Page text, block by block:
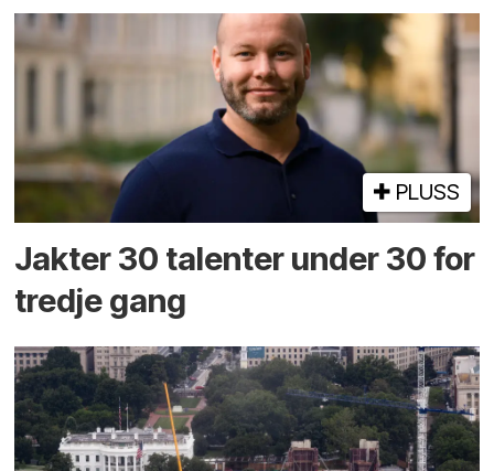
PLUSS
Jakter 30 talenter under 30 for
tredje gang